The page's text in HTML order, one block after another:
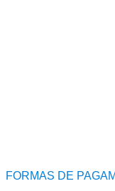
FORMAS DE